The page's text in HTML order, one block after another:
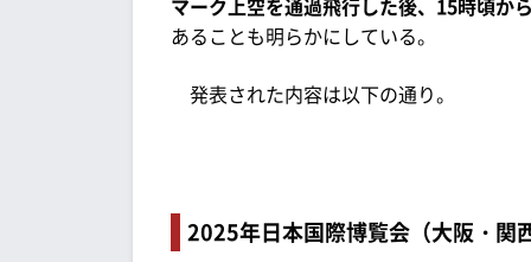
あることも明らかにしている。
発表された内容は以下の通り。
2025年日本国際博覧会（大阪・関